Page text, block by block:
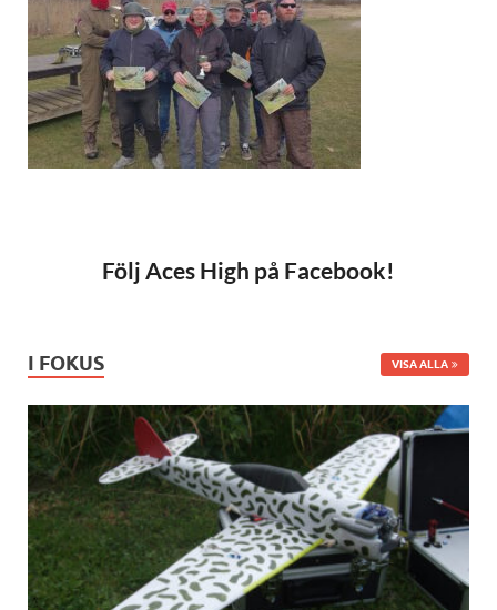
Följ Aces High på Facebook!
I FOKUS VISA ALLA